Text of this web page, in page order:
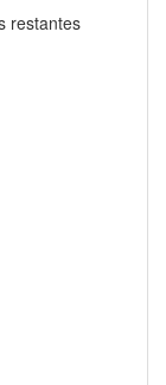
restantes